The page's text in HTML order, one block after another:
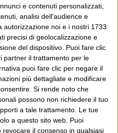
e contenuti personalizzati,
analisi dell'audience e
autorizzazione noi e i nostri 1733
precisi di geolocalizzazione e
del dispositivo. Puoi fare clic
partner il trattamento per le
puoi fare clic per negare il
più dettagliate e modificare
Si rende noto che
possono non richiedere il tuo
a tale trattamento. Le tue
a questo sito web. Puoi
il consenso in qualsiasi
POST SUCCESSIVO
Non tutti i bambini fanno “ooooh”